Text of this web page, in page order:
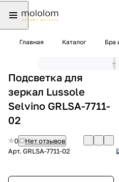
Главная Каталог Бра
Подсветка для
зеркал Lussole
Selvino GRLSA-7711-
02
0
Нет отзывов
Арт. GRLSA-7711-02